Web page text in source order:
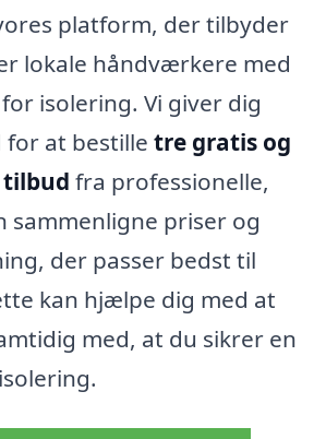
platform, der tilbyder
lokale håndværkere med
isolering. Vi giver dig
for at bestille tre gratis og
fra professionelle,
sammenligne priser og
der passer bedst til
kan hjælpe dig med at
med, at du sikrer en